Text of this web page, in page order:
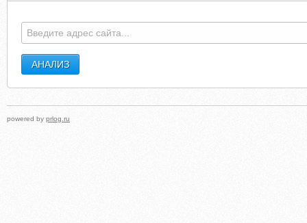
powered by prlog.ru